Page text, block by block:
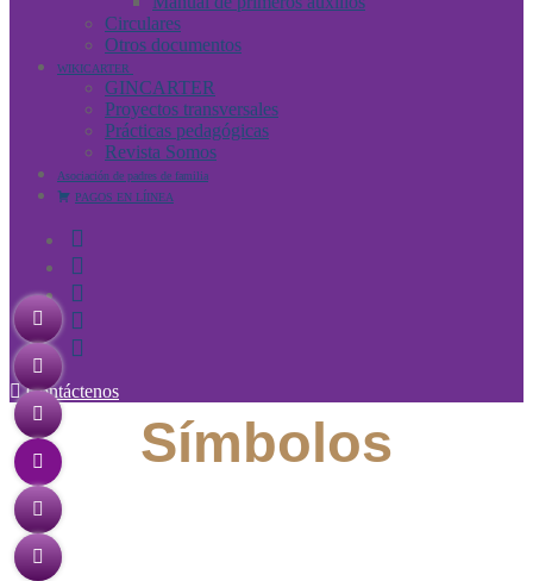
Circulares
Otros documentos
WIKICARTER
GINCARTER
Proyectos transversales
Prácticas pedagógicas
Revista Somos
Asociación de padres de familia
PAGOS EN LÍINEA
Contáctenos
Símbolos